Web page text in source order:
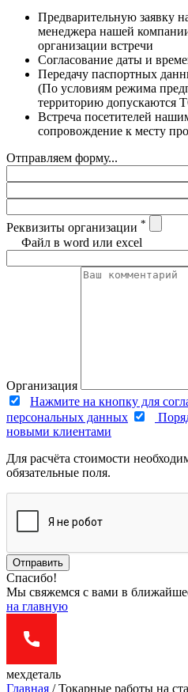
Предварительную заявку
менеджера нашей
организации встречи
Согласование даты и
Передачу паспортных
(По условиям режима
территорию
Встреча посетителей
сопровождение к месту
Отправляем форму...
Реквизиты организации *
Файл в word или excel
Организация
Нажмите на кнопку для
персональных данных
новыми клиентами
Для расчёта стоимости
обязательные поля.
Отправить
Спасибо!
Мы свяжемся с вами в
на главную
мехдеталь
Главная /Токарные работы на